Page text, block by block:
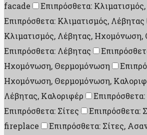
facade
Επιπρόσθετα:
Επιπρόσθετα: Κλιματισμός, Λέβητας
Κλιματισμός, Λέβητας,
Επιπρόσθετα: Λέβητας
Ηχομόνωση, Θερμομόνωση
Ηχομόνωση, Θερμομόνωση,
Λέβητας, Καλοριφέρ
Επιπρόσθετα: Σίτες
Επιπρόσθετα:
fireplace
Επιπρόσθετα: Σίτες,